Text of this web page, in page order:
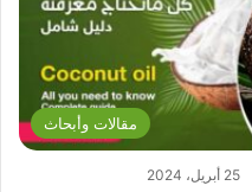
مقالات وأبحاث
25 أبريل، 2024